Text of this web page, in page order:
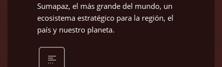
Sumapaz, el más grande del mundo, un
ecosistema estratégico para la región, el
país y nuestro planeta.